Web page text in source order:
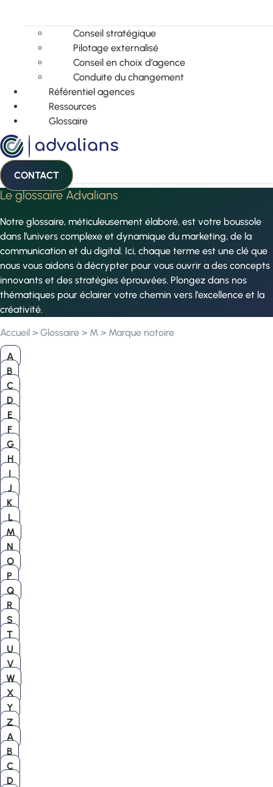
Conseil stratégique
Pilotage externalisé
Conseil en choix d’agence
Conduite du changement
Référentiel agences
Ressources
Glossaire
CONTACT
Le glossaire Advalians
Notre glossaire, méticuleusement élaboré, est votre boussole
dans l’univers complexe et dynamique du marketing, de la
communication et du digital. Ici, chaque terme est une clé que
nous vous aidons à décrypter pour vous ouvrir a des concepts
innovants et des stratégies éprouvées. Plongez dans nos
thématiques pour éclairer votre chemin vers l’excellence et la
créativité.
Accueil > Glossaire > M > Marque notoire
A
B
C
D
E
F
G
H
I
J
K
L
M
N
O
P
Q
R
S
T
U
V
W
X
Y
Z
A
B
C
D